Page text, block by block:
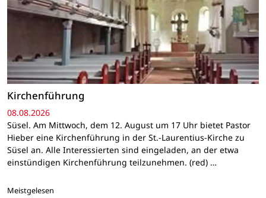
Kirchenführung
08.08.2026
Süsel. Am Mittwoch, dem 12. August um 17 Uhr bietet Pastor
Hieber eine Kirchenführung in der St.-Laurentius-Kirche zu
Süsel an. Alle Interessierten sind eingeladen, an der etwa
einstündigen Kirchenführung teilzunehmen. (red) …
Meistgelesen